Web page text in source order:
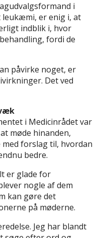
i
er enig i, at
indblik i, hvor
fordi de
påvirke noget, er
Det ved
i Medicinrådet var
møde hinanden,
forslag til, hvordan
bedre.
er glade for
nogle af dem
kan gøre det
på møderne.
Jeg har blandt